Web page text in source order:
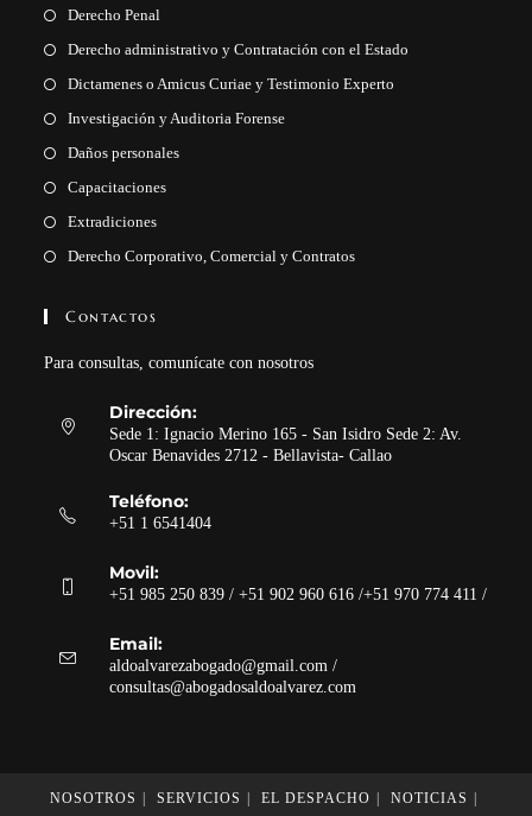
Derecho Penal
Derecho administrativo y Contratación con el Estado
Dictamenes o Amicus Curiae y Testimonio Experto
Investigación y Auditoria Forense
Daños personales
Capacitaciones
Extradiciones
Derecho Corporativo, Comercial y Contratos
Contactos
Para consultas, comunícate con nosotros
Dirección:
Sede 1: Ignacio Merino 165 - San Isidro Sede 2: Av.
Oscar Benavides 2712 - Bellavista- Callao
Teléfono:
+51 1 6541404
Movil:
+51 985 250 839 / +51 902 960 616 /+51 970 774 411 /
Email:
aldoalvarezabogado@gmail.com /
consultas@abogadosaldoalvarez.com
NOSOTROS SERVICIOS EL DESPACHO
NOTICIAS